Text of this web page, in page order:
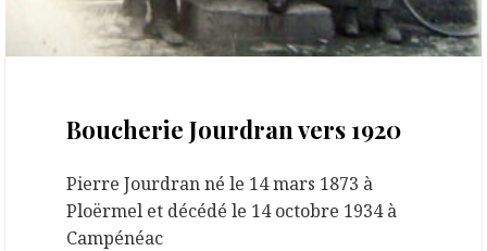
Boucherie Jourdran vers 1920
Pierre Jourdran né le 14 mars 1873 à
Ploërmel et décédé le 14 octobre 1934 à
Campénéac